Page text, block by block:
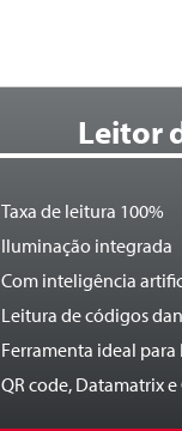
Leitor
Taxa de leitura 100%
Iluminação integrada
Com inteligência
Leitura de códigos
Ferramenta ideal
QR code, Datamatrix